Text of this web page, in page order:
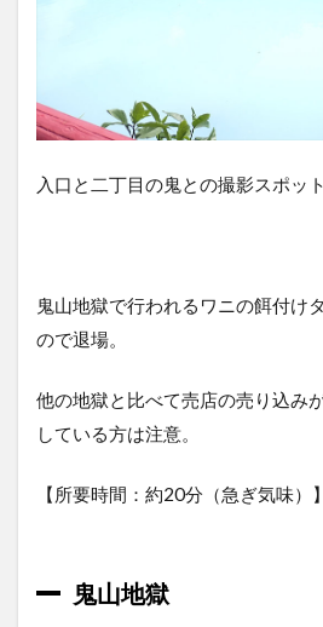
入口と二丁目の鬼との撮影スポッ
鬼山地獄で行われるワニの餌付け
ので退場。
他の地獄と比べて売店の売り込み
している方は注意。
【所要時間：約20分（急ぎ気味）】
鬼山地獄